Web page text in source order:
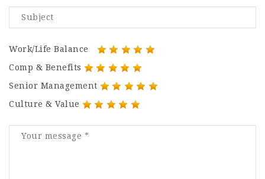
Work/Life Balance
Comp & Benefits
Senior Management
Culture & Value